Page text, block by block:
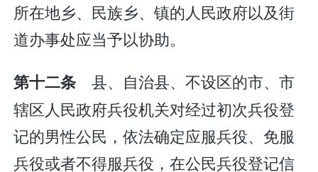
所在地乡、民族乡、镇的人民政府以及街
道办事处应当予以协助。
第十二条 县、自治县、不设区的市、市
辖区人民政府兵役机关对经过初次兵役登
记的男性公民，依法确定应服兵役、免服
兵役或者不得服兵役，在公民兵役登记信